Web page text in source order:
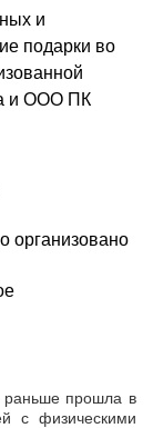
и
подарки во
и ООО ПК
организовано
раньше прошла в
с физическими